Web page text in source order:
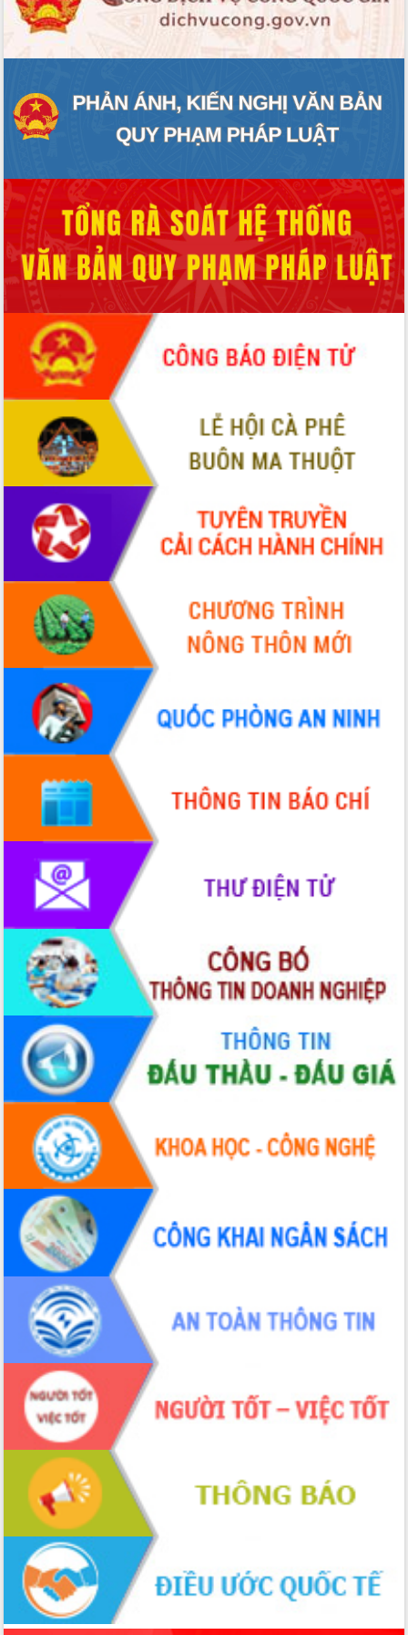
HĐND tỉnh thông qua điều chỉnh Quy
hoạch tỉnh thời kỳ 2021-2030
Hội thảo góp ý hồ sơ điều chỉnh quy
Nâng cao hiệu quả hoạt động của các
doanh nghiệp nhà nước
Hội nghị triển khai kết nối mạng
quan Đảng, Nhà nước
Lễ phát động chuỗi hoạt động chung
tay làm sạch môi trường
Xã Ea Kar bước chuyển mình trong
công tác cải cách hành chính mô hình
mới
UBND tỉnh họp báo định kỳ tháng 4
năm 2026
Hội thảo khoa học “Giải pháp thúc đẩy
phát triển nền kinh tế xanh tại tỉnh
Đắk Lắk”
Tăng cường giám sát, đôn đốc thực
hiện nhiệm vụ quản lý tài sản công
hàng tuần
Tháo gỡ những vướng mắc, đẩy mạnh
công tác cải cách thủ tục hành chính
tại Trung tâm Phục vụ hành chính
công tỉnh
Đắk Lắk: Tôn vinh 46 giải pháp tại Hội
thi Sáng tạo Kỹ thuật 2024 - 2025
Đắk Lắk rà soát, điều chỉnh Đề án 190
về phát triển nuôi trồng thủy sản
Phó Chủ tịch UBND tỉnh Đắk Lắk
Trương Công Thái kiểm tra thực địa
Dự án cao tốc Khánh Hòa - Buôn Ma
Định vị cà phê Việt Nam như một “di
sản sống” trong dòng chảy toàn cầu
Xây dựng nông thôn mới: Nâng cao đời
sống người dân từ những mô hình thiết
Quyết liệt tháo gỡ vướng mắc, đẩy
nhanh tiến độ các dự án trọng điểm
trong Khu kinh tế Nam Phú Yên
Hòn Yến phát triển du lịch gắn với bảo
tồn biển
Lấy ý kiến điều chỉnh Quy hoạch tỉnh
Đắk Lắk thời kỳ 2021-2030, tầm nhìn
đến năm 2050
Phát động chiến dịch 30 ngày đêm
giải phóng mặt bằng Tuyến đường bộ
ven biển
Đắk Lắk nỗ lực thúc đẩy tăng trưởng
kinh tế từ 10% trở lên trong Quý
II/2026
Đắk Lắk ký kết thỏa thuận hợp tác về
chuyển đổi số giai đoạn 2026 – 2030
với Tập đoàn Bưu chính Viễn thông
Việt Nam
Thứ trưởng Bộ Y tế làm việc với tỉnh
Đắk Lắk về phát triển nhân lực y tế
cho trạm y tế cấp xã
Du lịch Đắk Lắk nâng tầm trải nghiệm
du khách thông qua Hệ thống cơ sở dữ
liệu và Bản đồ số
Tập huấn ứng dụng trí tuệ nhân tạo (AI)
trong thương mại điện tử năm 2026
Đoàn đại biểu Quốc hội tỉnh Đắk Lắk
trao đổi thông tin trước Kỳ họp thứ
nhất, Quốc hội khóa XVI
Quyết liệt cải cách hành chính, khơi
thông nguồn lực phát triển
Nâng cao hiệu lực, hiệu quả HĐND
tỉnh thông qua hiện đại hóa hành chính
Xã Ea Phê gắn cải cách hành chính với
chuyển đổi số
Phó Chủ tịch Thường trực UBND tỉnh
Hồ Thị Nguyên Thảo làm việc tại Trung
tâm Phục vụ hành chính công xã Ea
Phê
Xây dựng nền hành chính số đồng
hành cùng nông dân dân, doanh nghiệp
Giai đoạn 2026-2030, Đắk Lắk phấn